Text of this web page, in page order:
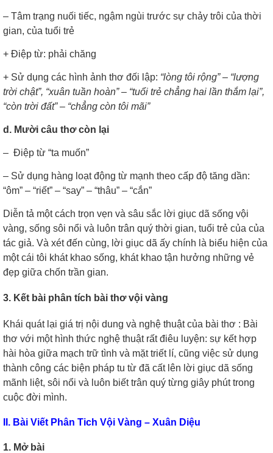
– Tâm trạng nuối tiếc, ngậm ngùi trước sự chảy trôi của thời
gian, của tuổi trẻ
+ Điệp từ: phải chăng
+ Sử dụng các hình ảnh thơ đối lập: “lòng tôi rộng” – “lượng
trời chật”, “xuân tuần hoàn” – “tuổi trẻ chẳng hai lần thắm lại”,
“còn trời đất” – “chẳng còn tôi mãi”
d. Mười câu thơ còn lại
– Điệp từ “ta muốn”
– Sử dụng hàng loạt động từ mạnh theo cấp độ tăng dần:
“ôm” – “riết” – “say” – “thâu” – “cắn”
Diễn tả một cách trọn vẹn và sâu sắc lời giục dã sống vội
vàng, sống sôi nổi và luôn trân quý thời gian, tuổi trẻ của của
tác giả. Và xét đến cùng, lời giục dã ấy chính là biểu hiện của
một cái tôi khát khao sống, khát khao tận hưởng những vẻ
đẹp giữa chốn trần gian.
3. Kết bài phân tích bài thơ vội vàng
Khái quát lại giá trị nội dung và nghệ thuật của bài thơ : Bài
thơ với một hình thức nghệ thuật rất điêu luyện: sự kết hợp
hài hòa giữa mạch trữ tình và mặt triết lí, cũng việc sử dụng
thành công các biện pháp tu từ đã cất lên lời giục dã sống
mãnh liệt, sôi nổi và luôn biết trân quý từng giây phút trong
cuộc đời mình.
II. Bài Viết Phân Tich Vội Vàng – Xuân Diệu
1. Mở bài